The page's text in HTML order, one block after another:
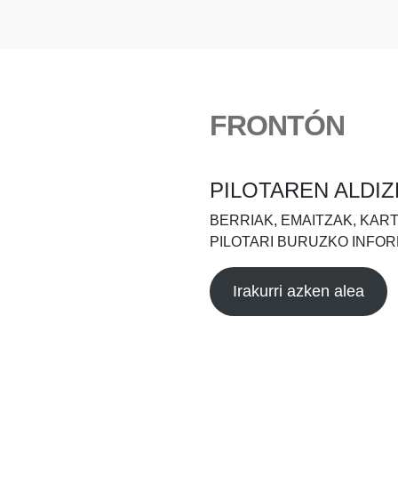
FRONTÓN
PILOTAREN
BERRIAK, EMAITZAK,
PILOTARI BURUZKO
Irakurri azken alea